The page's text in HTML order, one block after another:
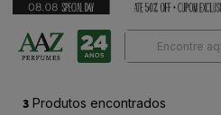
3 Produtos encontrados